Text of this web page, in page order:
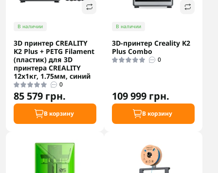
В наличии
3D принтер CREALITY
K2 Plus + PETG Filament
(пластик) для 3D
принтера CREALITY
12x1кг, 1.75мм, синий
0
85 579 грн.
В корзину
В наличии
3D-принтер Creality K2
Plus Combo
0
109 999 грн.
В корзину